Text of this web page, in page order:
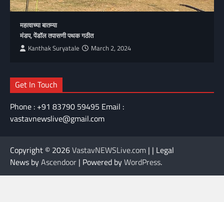
महत्वाच्या बातम्या
मंडप, पेंडॉल तपासणी पथक गठीत
Kanthak Suryatale March 2, 2024
Get In Touch
Phone : +91 83790 59495 Email :
vastavnewslive@gmail.com
Copyright © 2026VastavNEWSLive.com | | Legal
News byAscendoor | Powered byWordPress.